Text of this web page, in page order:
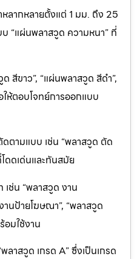
ลากหลายตั้งแต่ 1 มม. ถึง 25
“แผ่นพลาสวูด ความหนา” ที่
สีขาว”, “แผ่นพลาสวูด สีดำ”,
ให้ตอบโจทย์การออกแบบ
ดตามแบบ เช่น “พลาสวูด ตัด
ดดเด่นและทันสมัย
เช่น “พลาสวูด งาน
านป้ายโฆษณา”, “พลาสวูด
อมใช้งาน
ลาสวูด เกรด A” ซึ่งเป็นเกรด